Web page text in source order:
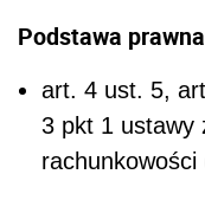
Podstawa prawna
art. 4 ust. 5,
3 pkt 1 ustawy